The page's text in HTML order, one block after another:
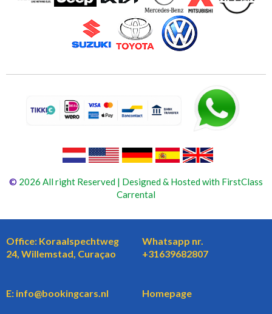
© 2026 All right Reserved | Designed & Hosted with FirstClass
Carrental
Office: Koraalspechtweg
24, Willemstad, Curaçao
Whatsapp nr.
+31639682807
E: info@bookingcars.nl Homepage